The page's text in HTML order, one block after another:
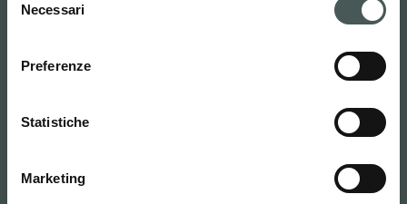
delNecessari
Preferenze
Statistiche
Marketing
Candidatura Spontanea: risorseumane@radici.it
Tel. :(+39) 035724242